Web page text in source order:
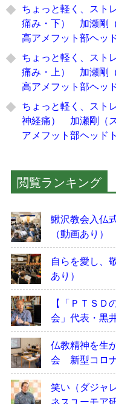
ちょっと軽く、スト
痛み・下） 加瀬剛
高アメフット部ヘッ
ちょっと軽く、スト
痛み・上） 加瀬剛
高アメフット部ヘッ
ちょっと軽く、スト
神経痛） 加瀬剛（
アメフット部ヘッド
閲覧ランキング
鰍沢教会入
（動画あり）
自らを愛し、
あり）
【「ＰＴＳ
会」代表・黒
仏教精神を生
会 新型コロ
笑い（ダジャ
ネスユーモア